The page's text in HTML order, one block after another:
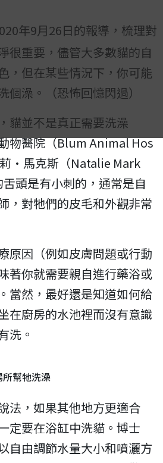
年9月26日的報導，梳理對
很重要，儘管大多數貓的自
，但在某些情況下，你可能
個澡。（恐怖回憶閃過）
貓並不是真正需要洗澡
物醫院（Blum Animal Hos
·馬克斯（Natalie Mark
頭是有小刺的，通常是自
，對牠們的皮毛和外觀非常
原因（例如皮膚問題或行動
著你就需要親自進行藥浴或
當然，最好還是知道如何給
在廚房的水池裡而沒有意識
洗。
幫牠洗澡
法，如果其他地方更適合
定要在浴缸中洗貓。博士
自由調節水量大小和噴灑方